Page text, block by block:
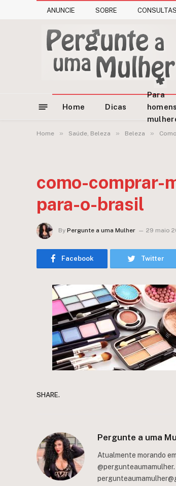
ANUNCIE SOBRE
Home Dicas
Para
Home » Saúde, Beleza » Beleza »
como-comprar-
para-o-brasil
By Pergunte a uma Mulher 29 maio
Facebook Twitter
SHARE.
Pergunte a uma
Atualmente morando